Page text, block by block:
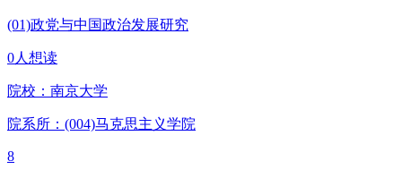
(01)政党与中国政治发展研究
0人想读
院校： 南京大学
院系所：(004)马克思主义学院
8